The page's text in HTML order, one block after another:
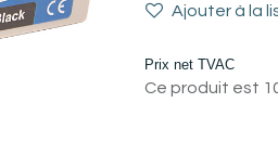
Ajouter à la
Prix net TVAC
Ce produit est